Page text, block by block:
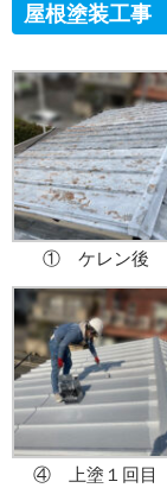
屋根塗装工
① ケレン後
④ 上塗１回目